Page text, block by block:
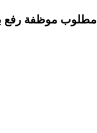
مطلوب موظفة رفع